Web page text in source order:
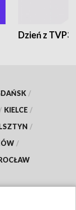
Dzień z TVP3
/
/ KIELCE /
/
/